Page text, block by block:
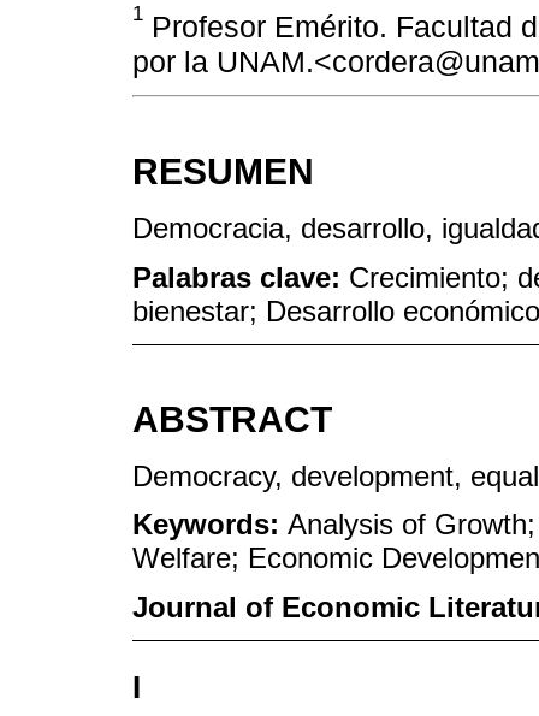
1 Profesor Emérito. Facultad
por la
RESUMEN
Democracia, desarrollo,
Palabras clave: Crecimiento;
bienestar; Desarrollo
ABSTRACT
Democracy, development,
Keywords: Analysis of
Welfare; Economic
Journal of Economic
I